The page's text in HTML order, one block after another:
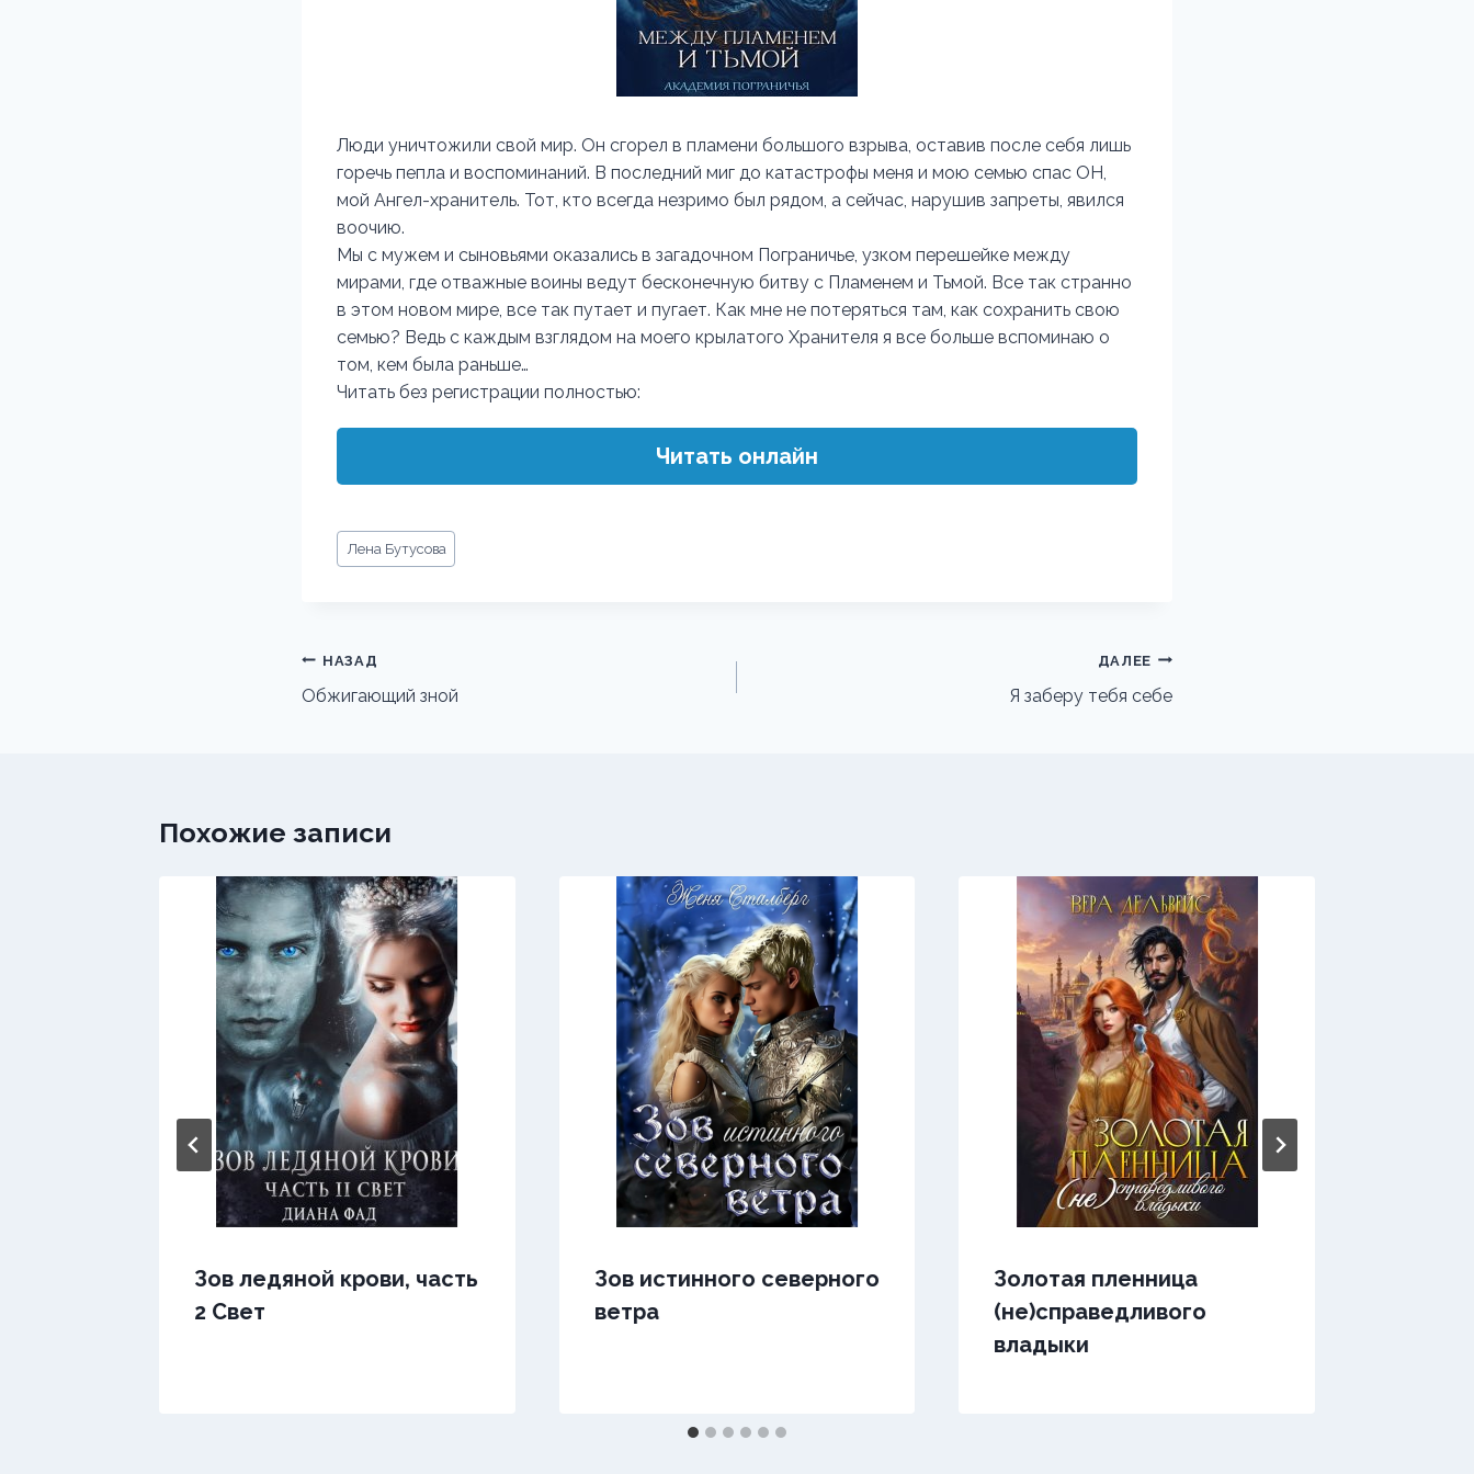
Люди уничтожили свой мир. Он сгорел в пламени большого взрыва, оставив после себя лишь
горечь пепла и воспоминаний. В последний миг до катастрофы меня и мою семью спас ОН,
мой Ангел-хранитель. Тот, кто всегда незримо был рядом, а сейчас, нарушив запреты, явился
воочию.
Мы с мужем и сыновьями оказались в загадочном Пограничье, узком перешейке между
мирами, где отважные воины ведут бесконечную битву с Пламенем и Тьмой. Все так странно
в этом новом мире, все так путает и пугает. Как мне не потеряться там, как сохранить свою
семью? Ведь с каждым взглядом на моего крылатого Хранителя я все больше вспоминаю о
том, кем была раньше…
Читать без регистрации полностью:
Читать онлайн
Метки
записи:
Лена Бутусова
Навигация
по
НАЗАД
Обжигающий зной
ДАЛЕЕ
Я заберу тебя себе
Похожие записи
Зов ледяной крови, часть
2 Свет
Зов истинного северного
ветра
Золотая пленница
(не)справедливого
владыки